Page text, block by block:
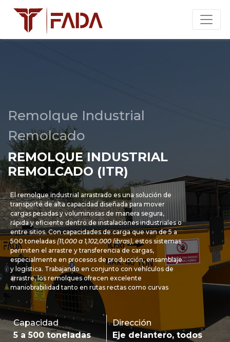
Remolque Industrial
Remolcado
REMOLQUE INDUSTRIAL
REMOLCADO (ITR)
El remolque industrial arrastrado es una solución de
transporte de alta capacidad diseñada para mover
cargas pesadas y voluminosas de manera segura,
rápida y eficiente dentro de instalaciones industriales o
entre sitios. Con capacidades de carga que van de 5 a
500 toneladas(11,000 a 1,102,000 libras), estos sistemas
permiten el arrastre y transferencia de cargas,
especialmente en procesos de producción, ensamblaje
y logística. Trabajando en conjunto con vehículos de
arrastre, los remolques ofrecen excelente
maniobrabilidad tanto en rutas rectas como curvas
Capacidad
5 a 500 toneladas
Dirección
Eje delantero, todos